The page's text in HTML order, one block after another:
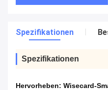
Spezifikationen
Spezifikationen
Hervorheben: Wisecard-